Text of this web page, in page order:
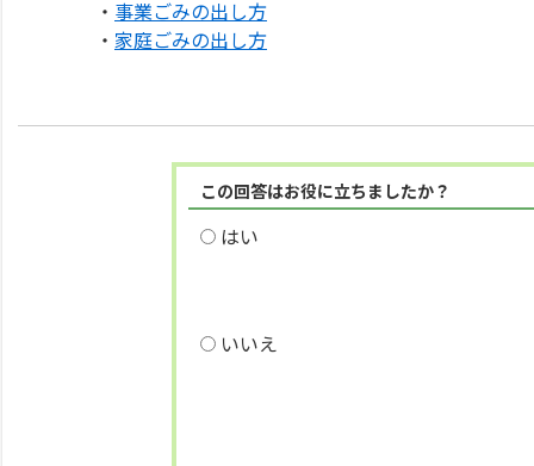
・ 事業ごみの出し方
・ 家庭ごみの出し方
この回答はお役に立ちましたか？
はい
いいえ